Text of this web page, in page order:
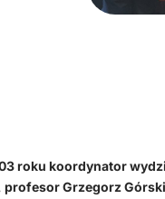
roku koordynator
profesor Grzegorz